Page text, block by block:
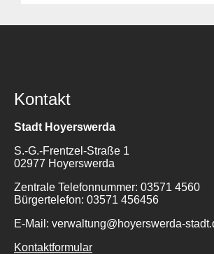
Kontakt
Stadt Hoyerswerda
S.-G.-Frentzel-Straße 1
02977 Hoyerswerda
Zentrale Telefonnummer: 03571 4560
Bürgertelefon: 03571 456456
E-Mail: verwaltung@hoyerswerda-
Kontaktformular